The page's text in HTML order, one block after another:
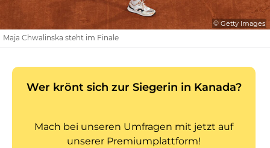
© Getty Images
Maja Chwalinska steht im Finale